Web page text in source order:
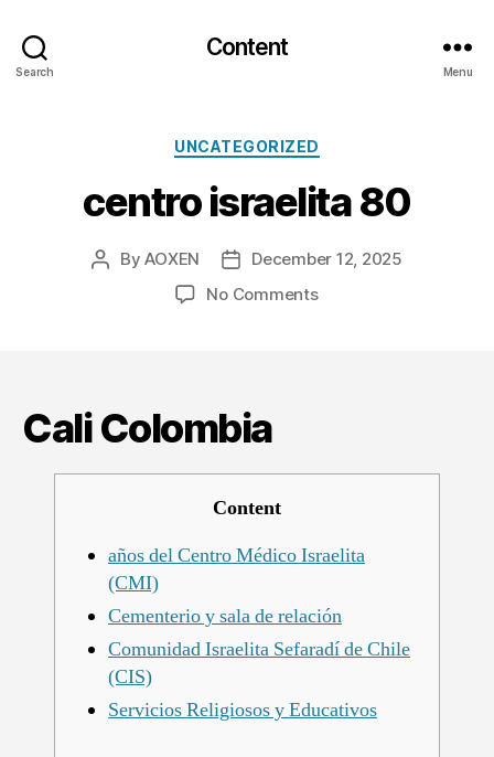
Search
Content
Menu
Categories
UNCATEGORIZED
centro israelita 80
PostByAOXEN
Post
date
December 12, 2025
No Commentson
Cali Colombia
Content
años del Centro Médico Israelita
(CMI)
Cementerio y sala de relación
Comunidad Israelita Sefaradí de Chile
(CIS)
Servicios Religiosos y Educativos